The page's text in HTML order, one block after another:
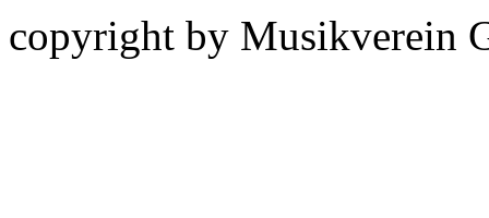
copyright by Musikverein